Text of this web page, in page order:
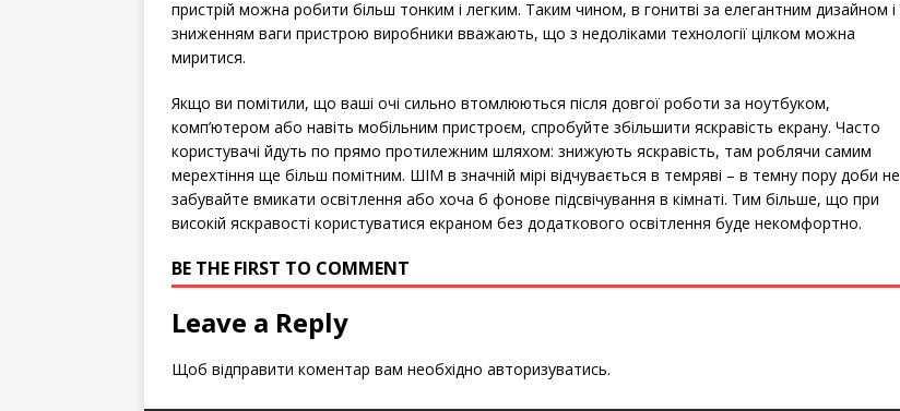
пристрій можна робити більш тонким і легким. Таким чином, в гонитві за елегантним дизайном і
зниженням ваги пристрою виробники вважають, що з недоліками технології цілком можна
миритися.
Якщо ви помітили, що ваші очі сильно втомлюються після довгої роботи за ноутбуком,
комп’ютером або навіть мобільним пристроєм, спробуйте збільшити яскравість екрану. Часто
користувачі йдуть по прямо протилежним шляхом: знижують яскравість, там роблячи самим
мерехтіння ще більш помітним. ШІМ в значній мірі відчувається в темряві – в темну пору доби не
забувайте вмикати освітлення або хоча б фонове підсвічування в кімнаті. Тим більше, що при
високій яскравості користуватися екраном без додаткового освітлення буде некомфортно.
BE THE FIRST TO COMMENT
Leave a Reply
Щоб відправити коментар вам необхідно авторизуватись.